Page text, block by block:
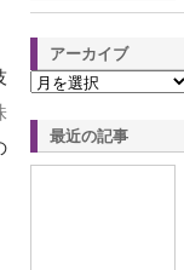
アーカイブ
最近の記事